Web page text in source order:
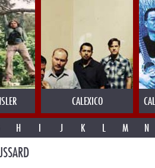
CALEXICO
H I J K L M N